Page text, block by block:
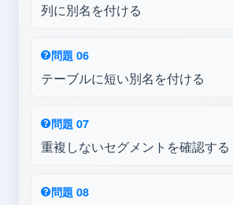
列に別名を付ける
問題 06
テーブルに短い別名を付ける
問題 07
重複しないセグメントを確認する
問題 08